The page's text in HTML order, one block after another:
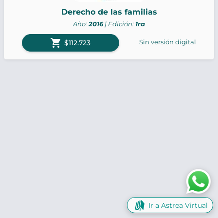
Derecho de las familias
Año:2016| Edición: 1ra
shopping_cart $112.723 Sin versión digital
Ir a Astrea Virtual